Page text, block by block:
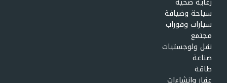
سياحة وضيافة
سيارات وقوراب
مجتمع
نقل ولوجستيات
صناعة
طاقة